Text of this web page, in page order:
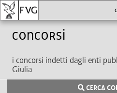
Concorsi
i concorsi indetti dagli enti
Giulia
CERCA